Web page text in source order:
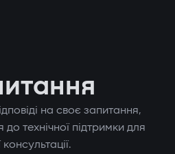
на своє запитання,
технічної підтримки для